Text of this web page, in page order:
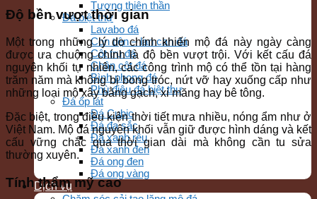
Tượng thiên thần
Đá biệt thự
Lavabo đá
Con tiện – lan can đá
Cột trụ đá
Chân cột đá
Bình phong đá
Phù điêu đá biệt thự
Đá ốp lát
Đá Cubic
Đá đa sắc
Đá xanh rêu
Đá xanh đen
Đá ong đen
Đá ong vàng
Dịch vụ
Độ bền vượt thời gian
Một trong những lý do chính khiến mộ đá này ngày càng
được ưa chuộng chính là độ bền vượt trội. Với kết cấu đá
nguyên khối tự nhiên, các công trình mộ có thể tồn tại hàng
trăm năm mà không bị bong tróc, nứt vỡ hay xuống cấp như
những loại mộ xây bằng gạch, xi măng hay bê tông.
Đặc biệt, trong điều kiện thời tiết mưa nhiều, nóng ẩm như ở
Việt Nam. Mộ đá nguyên khối vẫn giữ được hình dáng và kết
cấu vững chắc qua thời gian dài mà không cần tu sửa
thường xuyên.
Tính thẩm mỹ cao